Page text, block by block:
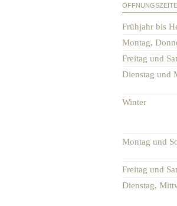
Frühjahr bis
Montag,
Freitag und
Freitag und
Dienstag,